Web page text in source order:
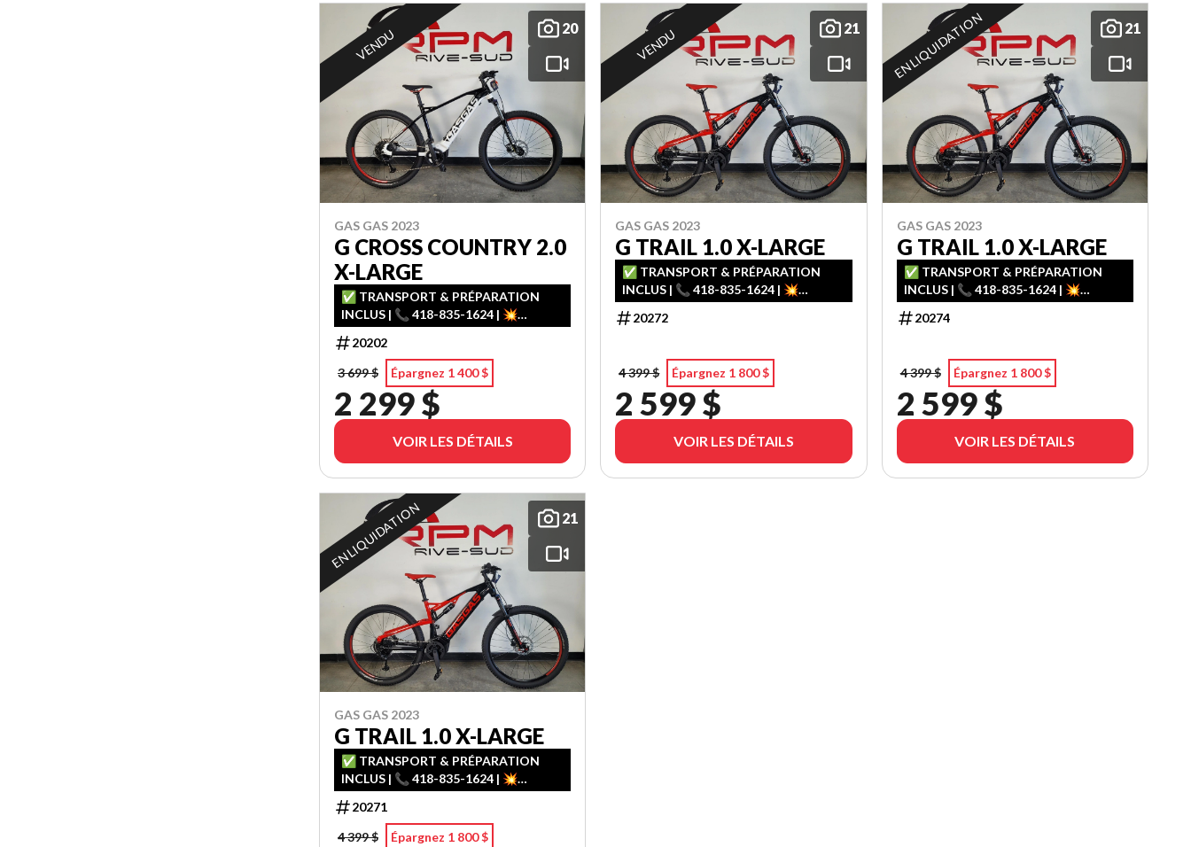
20
VENDU
GAS GAS 2023
G CROSS COUNTRY 2.0
X-LARGE
✅ TRANSPORT & PRÉPARATION
INCLUS | 📞 418-835-1624 | 💥
FINANCEMENT FACILE – 1ʳᵉ, 2ᵉ & 3ᵉ
CHANCE AU CRÉDIT
20202
3 699 $
Épargnez 1 400 $
2 299 $
VOIR LES DÉTAILS
21
VENDU
GAS GAS 2023
G TRAIL 1.0 X-LARGE
✅ TRANSPORT & PRÉPARATION
INCLUS | 📞 418-835-1624 | 💥
FINANCEMENT FACILE – 1ʳᵉ, 2ᵉ & 3ᵉ
CHANCE AU CRÉDIT
20272
4 399 $ Épargnez 1 800 $
2 599 $
VOIR LES DÉTAILS
21
EN LIQUIDATION
GAS GAS 2023
G TRAIL 1.0 X-LARGE
✅ TRANSPORT & PRÉPARATION
INCLUS | 📞 418-835-1624 | 💥
FINANCEMENT FACILE – 1ʳᵉ, 2ᵉ & 3ᵉ
CHANCE AU CRÉDIT
20274
4 399 $ Épargnez 1 800 $
2 599 $
VOIR LES DÉTAILS
21
EN LIQUIDATION
GAS GAS 2023
G TRAIL 1.0 X-LARGE
✅ TRANSPORT & PRÉPARATION
INCLUS | 📞 418-835-1624 | 💥
FINANCEMENT FACILE – 1ʳᵉ, 2ᵉ & 3ᵉ
CHANCE AU CRÉDIT
20271
4 399 $
Épargnez 1 800 $